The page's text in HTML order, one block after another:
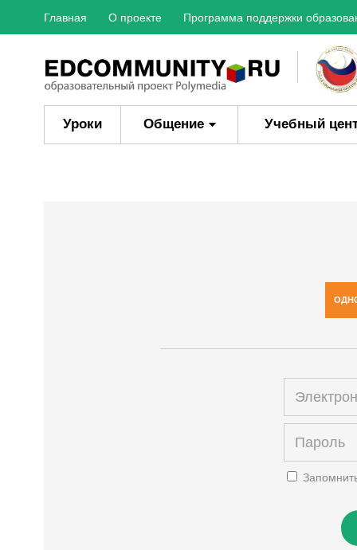
Главная О проекте Программа поддержки
Уроки Общение Учебный